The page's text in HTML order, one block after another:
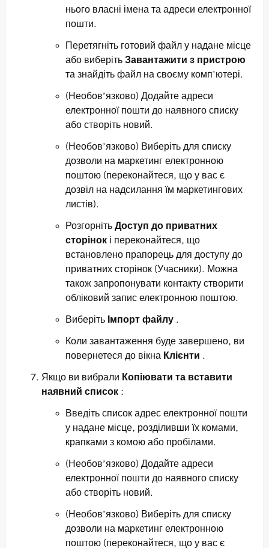
нього власні імена та адреси електронної
пошти.
Перетягніть готовий файл у надане місце
або виберіть Завантажити з пристрою
та знайдіть файл на своєму комп’ютері.
(Необов’язково) Додайте адреси
електронної пошти до наявного списку
або створіть новий.
(Необов’язково) Виберіть для списку
дозволи на маркетинг електронною
поштою (переконайтеся, що у вас є
дозвіл на надсилання їм маркетингових
листів).
Розгорніть Доступ до приватних
сторінок і переконайтеся, що
встановлено прапорець для доступу до
приватних сторінок (Учасники). Можна
також запропонувати контакту створити
обліковий запис електронною поштою.
Виберіть Імпорт файлу
Коли завантаження буде завершено, ви
повернетеся до вікна Клієнти
Якщо ви вибрали Копіювати та вставити
наявний список :
Введіть список адрес електронної пошти
у надане місце, розділивши їх комами,
крапками з комою або пробілами.
(Необов’язково) Додайте адреси
електронної пошти до наявного списку
або створіть новий.
(Необов’язково) Виберіть для списку
дозволи на маркетинг електронною
поштою (переконайтеся, що у вас є